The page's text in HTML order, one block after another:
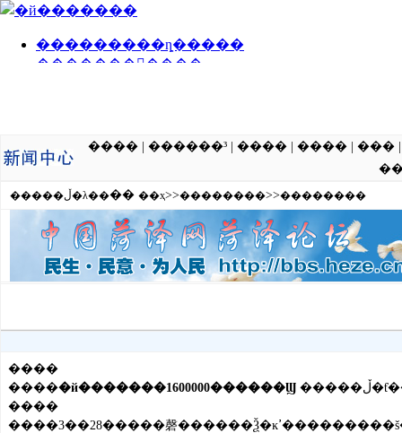
���� ������³ ���� ���� ���
�����ڵ�λ���� ��ҳ>>��������>>��������
����
�����й�������1600000������Ϣ
����
����3��28�����磬������Ѯ�ĸߴ���������š��߳����Ų�Զ��һ30�����ҵ����Ӵ�����׷��������������������к������������Ҫȥ���ȥ�أ��㻹�ϵ��Ҳ����� �ߴ���һ㶣����